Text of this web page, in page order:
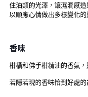
住油類的光澤，讓濕潤感
以順應心情做出多樣變化
香味
柑橘和佛手柑精油的香氣
若隱若現的香味恰到好處